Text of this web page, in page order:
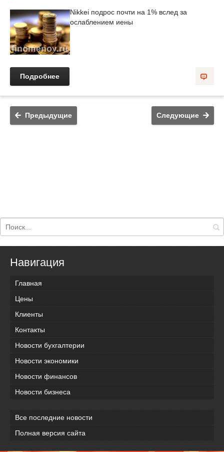
Nikkei подрос почти на 1% вслед за
ослаблением иены
Подробнее
Предыдущие Следующие
Навигация
Главная
Цены
Клиенты
Контакты
Новости бухгалтерии
Новости экономики
Новости финансов
Новости бизнеса
Все последние новости
Полная версия сайта